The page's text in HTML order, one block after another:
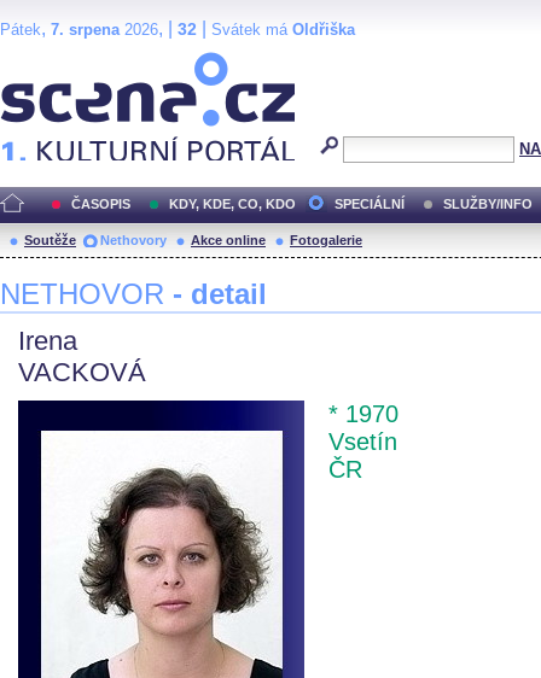
Pátek, 7. srpena2026, | 32 Svátek má Oldřiška
ČASOPIS KDY, KDE, CO, KDO SPECIÁLNÍ SLUŽBY/INFO
Soutěže Nethovory Akce online Fotogalerie
NETHOVOR - detail
Irena
VACKOVÁ
* 1970
Vsetín
ČR